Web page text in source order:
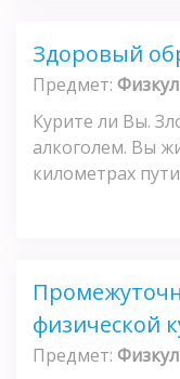
Здоровый
Предмет:
Курите ли Вы.
алкоголем. Вы
километрах
физической
Предмет: